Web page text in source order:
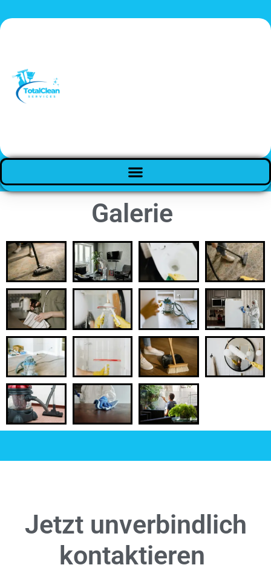
Galerie
Jetzt unverbindlich
kontaktieren